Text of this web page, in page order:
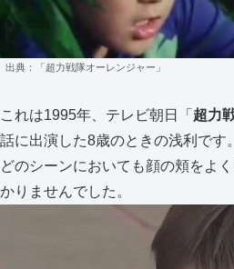
出典：「超力戦隊オーレンジャー」
これは1995年、テレビ朝日「 超力
話に出演した8歳のときの浅利です。
どのシーンにおいても顔の頬をよ
かりませんでした。